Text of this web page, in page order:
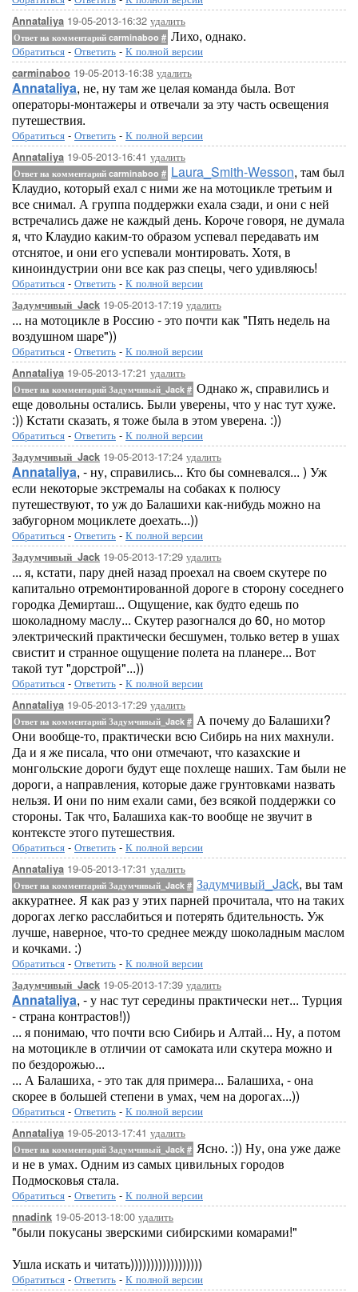
Annataliya 19-05-2013-16:32 удалить
Ответ на комментарий carminaboo # Лихо, однако.
Обратиться - Ответить - К полной версии
carminaboo 19-05-2013-16:38 удалить
Annataliya, не, ну там же целая команда была. Вот
операторы-монтажеры и отвечали за эту часть освещения
путешествия.
Обратиться - Ответить - К полной версии
Annataliya 19-05-2013-16:41 удалить
Ответ на комментарий carminaboo # Laura_Smith-Wesson, там был
Клаудио, который ехал с ними же на мотоцикле третьим и
все снимал. А группа поддержки ехала сзади, и они с ней
встречались даже не каждый день. Короче говоря, не думала
я, что Клаудио каким-то образом успевал передавать им
отснятое, и они его успевали монтировать. Хотя, в
киноиндустрии они все как раз спецы, чего удивляюсь!
Обратиться - Ответить - К полной версии
Задумчивый_Jack 19-05-2013-17:19 удалить
... на мотоцикле в Россию - это почти как "Пять недель на
воздушном шаре"))
Обратиться - Ответить - К полной версии
Annataliya 19-05-2013-17:21 удалить
Ответ на комментарий Задумчивый_Jack # Однако ж, справились и
еще довольны остались. Были уверены, что у нас тут хуже.
:)) Кстати сказать, я тоже была в этом уверена. :))
Обратиться - Ответить - К полной версии
Задумчивый_Jack 19-05-2013-17:24 удалить
Annataliya, - ну, справились... Кто бы сомневался... ) Уж
если некоторые экстремалы на собаках к полюсу
путешествуют, то уж до Балашихи как-нибудь можно на
забугорном моциклете доехать...))
Обратиться - Ответить - К полной версии
Задумчивый_Jack 19-05-2013-17:29 удалить
... я, кстати, пару дней назад проехал на своем скутере по
капитально отремонтированной дороге в сторону соседнего
городка Демирташ... Ощущение, как будто едешь по
шоколадному маслу... Скутер разогнался до 60, но мотор
электрический практически бесшумен, только ветер в ушах
свистит и странное ощущение полета на планере... Вот
такой тут "дорстрой"...))
Обратиться - Ответить - К полной версии
Annataliya 19-05-2013-17:29 удалить
Ответ на комментарий Задумчивый_Jack # А почему до Балашихи?
Они вообще-то, практически всю Сибирь на них махнули.
Да и я же писала, что они отмечают, что казахские и
монгольские дороги будут еще похлеще наших. Там были не
дороги, а направления, которые даже грунтовками назвать
нельзя. И они по ним ехали сами, без всякой поддержки со
стороны. Так что, Балашиха как-то вообще не звучит в
контексте этого путешествия.
Обратиться - Ответить - К полной версии
Annataliya 19-05-2013-17:31 удалить
Ответ на комментарий Задумчивый_Jack # Задумчивый_Jack, вы там
аккуратнее. Я как раз у этих парней прочитала, что на таких
дорогах легко расслабиться и потерять бдительность. Уж
лучше, наверное, что-то среднее между шоколадным маслом
и кочками. :)
Обратиться - Ответить - К полной версии
Задумчивый_Jack 19-05-2013-17:39 удалить
Annataliya, - у нас тут середины практически нет... Турция
- страна контрастов!))
... я понимаю, что почти всю Сибирь и Алтай... Ну, а потом
на мотоцикле в отличии от самоката или скутера можно и
по бездорожью...
... А Балашиха, - это так для примера... Балашиха, - она
скорее в большей степени в умах, чем на дорогах...))
Обратиться - Ответить - К полной версии
Annataliya 19-05-2013-17:41 удалить
Ответ на комментарий Задумчивый_Jack # Ясно. :)) Ну, она уже даже
и не в умах. Одним из самых цивильных городов
Подмосковья стала.
Обратиться - Ответить - К полной версии
nnadink 19-05-2013-18:00 удалить
"были покусаны зверскими сибирскими комарами!"
Ушла искать и читать))))))))))))))))))
Обратиться - Ответить - К полной версии